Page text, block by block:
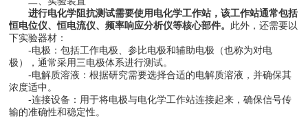
进行电化学阻抗测试需要使用电化学工作站，该工作站通常包括
恒电位仪、恒电流仪、频率响应分析仪等核心部件。 此外，还需要以
下实验器材：
-电极：包括工作电极、参比电极和辅助电极（也称为对电
极），通常采用三电极体系进行测试。
-电解质溶液：根据研究需要选择合适的电解质溶液，并确保其
浓度适中。
-连接设备：用于将电极与电化学工作站连接起来，确保信号传
输的准确性和稳定性。